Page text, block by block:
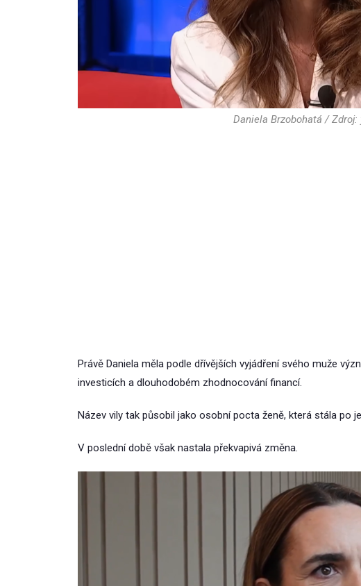
Daniela Brzobohatá / Zdroj:
Právě Daniela měla podle dřívějších vyjádření svého muže
investicích a dlouhodobém zhodnocování financí.
Název vily tak působil jako osobní pocta ženě, která stála po
V poslední době však nastala překvapivá změna.